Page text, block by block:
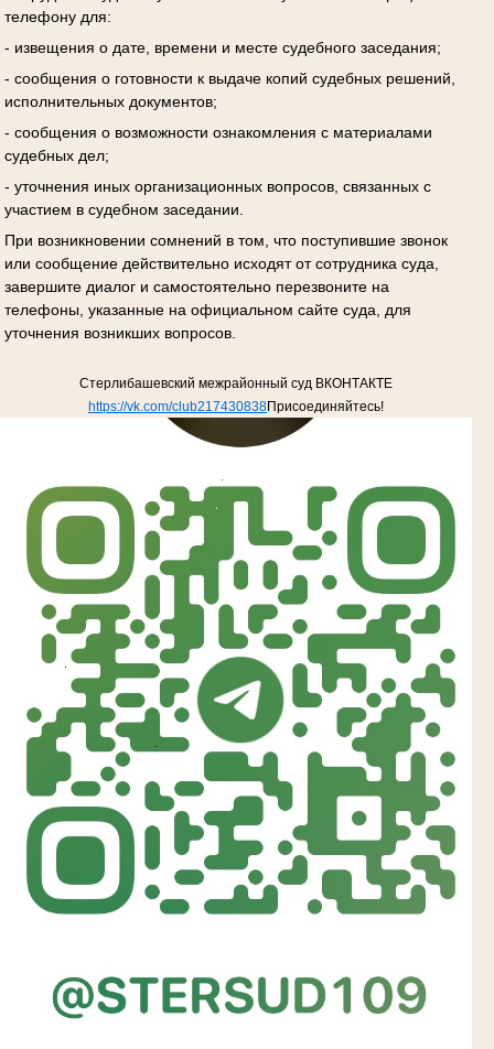
телефону для:
- извещения о дате, времени и месте судебного заседания;
- сообщения о готовности к выдаче копий судебных решений,
исполнительных документов;
- сообщения о возможности ознакомления с материалами
судебных дел;
- уточнения иных организационных вопросов, связанных с
участием в судебном заседании.
При возникновении сомнений в том, что поступившие звонок
или сообщение действительно исходят от сотрудника суда,
завершите диалог и самостоятельно перезвоните на
телефоны, указанные на официальном сайте суда, для
уточнения возникших вопросов.
Стерлибашевский межрайонный суд ВКОНТАКТЕ
https://vk.com/club217430838Присоединяйтесь!